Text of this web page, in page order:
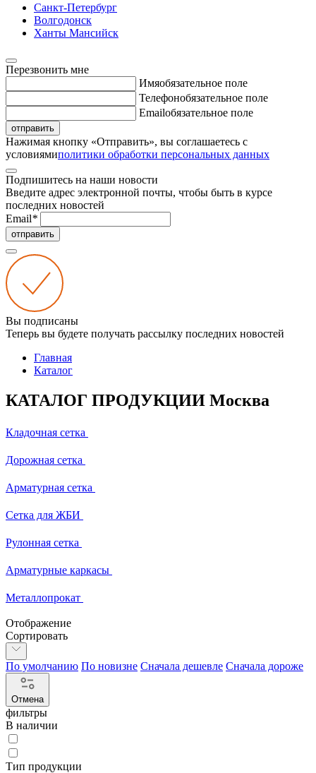
Санкт-Петербург
Волгодонск
Ханты Мансийск
Перезвонить мне
Имяобязательное поле
Телефонобязательное поле
Emailобязательное поле
отправить
Нажимая кнопку «Отправить», вы соглашаетесь с
условиямиполитики обработки персональных данных
Подпишитесь на наши новости
Введите адрес электронной почты, чтобы быть в курсе
последних новостей
Email*
отправить
Вы подписаны
Теперь вы будете получать рассылку последних новостей
Главная
Каталог
КАТАЛОГ ПРОДУКЦИИ Москва
Кладочная сетка
Дорожная сетка
Арматурная сетка
Сетка для ЖБИ
Рулонная сетка
Арматурные каркасы
Металлопрокат
Отображение
Сортировать
По умолчанию По новизне Сначала дешевле Сначала дороже
Отмена
фильтры
В наличии
Тип продукции